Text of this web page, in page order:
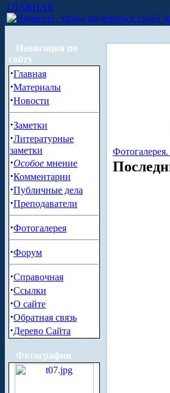
ГЛАВНАЯ
Навигация по
сайту
·Главная
·Материалы
·Новости
·Заметки
·Литературные
заметки
·Особое мнение
·Комментарии
·Публичные дела
·Преподаватели
·Фотогалерея
·Форум
·Справочная
·Ссылки
·О сайте
·Обратная связь
·Дерево Сайта
Фотографии